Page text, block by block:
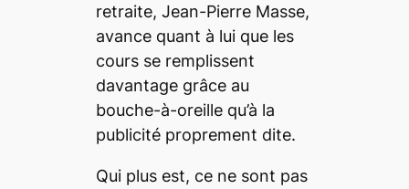
retraite, Jean-Pierre Masse,
avance quant à lui que les
cours se remplissent
davantage grâce au
bouche-à-oreille qu’à la
publicité proprement dite.
Qui plus est, ce ne sont pas